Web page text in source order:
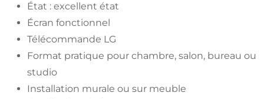
État : excellent état
Écran fonctionnel
Télécommande LG
Format pratique pour chambre, salon, bureau ou
studio
Installation murale ou sur meuble